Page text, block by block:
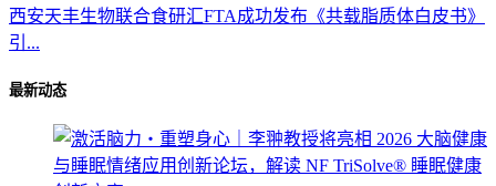
西安天丰生物联合食研汇FTA成功发布《共载脂质体白皮书》
引...
最新动态